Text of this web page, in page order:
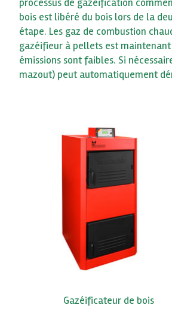
processus de gazéification
bois est libéré du bois lors de la
étape. Les gaz de combustion
gazéifieur à pellets est
émissions sont faibles. Si
mazout) peut automatiquement
Gazéificateur de bois